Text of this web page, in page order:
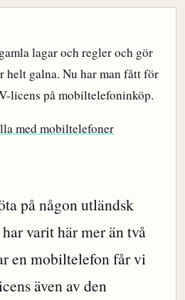
lagar och regler och gör
helt galna. Nu har man fått för
licens på mobiltelefoninköp.
med mobiltelefoner
på någon utländsk
varit här mer än två
en mobiltelefon får vi
även av den